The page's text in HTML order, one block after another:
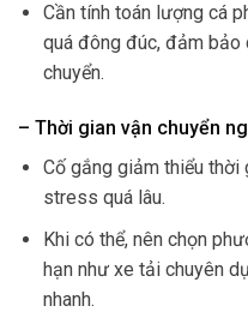
Cần tính toán lượng cá
quá đông đúc, đảm
chuyển.
– Thời gian vận chuyển
Cố gắng giảm thiểu thời
stress quá lâu.
Khi có thể, nên chọn
hạn như xe tải chuyên
nhanh.